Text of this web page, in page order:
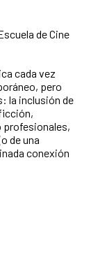
de Cine
cada vez
pero
la inclusión de
profesionales,
de una
conexión